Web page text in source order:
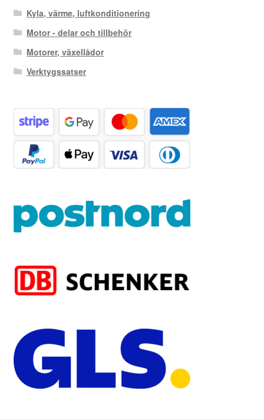
Kyla, värme, luftkonditionering
Motor - delar och tillbehör
Motorer, växellådor
Verktygssatser